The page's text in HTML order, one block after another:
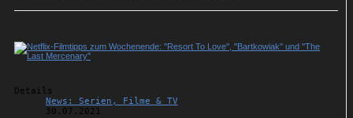
Details
News: Serien, Filme & TV
30.07.2021